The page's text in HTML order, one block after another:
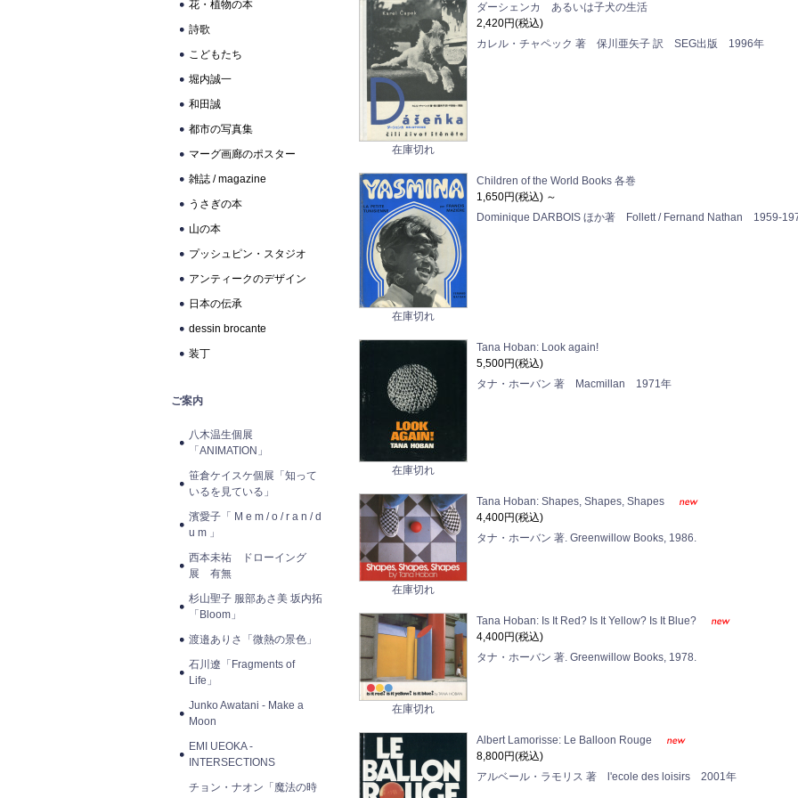
花・植物の本
詩歌
こどもたち
堀内誠一
和田誠
都市の写真集
マーグ画廊のポスター
雑誌 / magazine
うさぎの本
山の本
プッシュピン・スタジオ
アンティークのデザイン
日本の伝承
dessin brocante
装丁
ご案内
八木温生個展
「ANIMATION」
笹倉ケイスケ個展「知って
いるを見ている」
濱愛子「 M e m / o / r a n / d
u m 」
西本未祐 ドローイング
展 有無
杉山聖子 服部あさ美 坂内拓
「Bloom」
渡邉ありさ「微熱の景色」
石川遼「Fragments of
Life」
Junko Awatani - Make a
Moon
EMI UEOKA -
INTERSECTIONS
チョン・ナオン「魔法の時
在庫切れ
ダーシェンカ あるいは子犬の生活
2,420円(税込)
カレル・チャペック 著 保川亜矢子 訳 SEG出版 1996年
在庫切れ
Children of the World Books 各巻
1,650円(税込) ～
Dominique DARBOIS ほか著 Follett / Fernand Nathan 1959-
在庫切れ
Tana Hoban: Look again!
5,500円(税込)
タナ・ホーバン 著 Macmillan 1971年
在庫切れ
Tana Hoban: Shapes, Shapes, Shapes
4,400円(税込)
タナ・ホーバン 著. Greenwillow Books, 1986.
在庫切れ
Tana Hoban: Is It Red? Is It Yellow? Is It Blue?
4,400円(税込)
タナ・ホーバン 著. Greenwillow Books, 1978.
Albert Lamorisse: Le Balloon Rouge
8,800円(税込)
アルベール・ラモリス 著 l'ecole des loisirs 2001年